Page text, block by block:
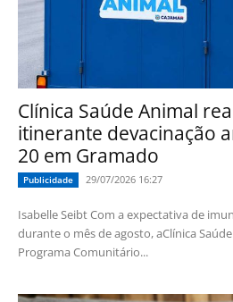
Clínica Saúde Animal
itinerante devacinação
20 em Gramado
Publicidade 29/07/2026 16:27
Isabelle Seibt Com a expectativa de imunizar mais de 10 mil animais
durante o mês de agosto, aClínica
Programa Comunitário...